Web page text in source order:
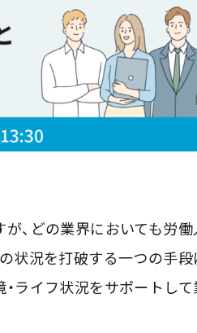
、どの業界においても労
状況を打破する一つの手
ライフ状況をサポートし